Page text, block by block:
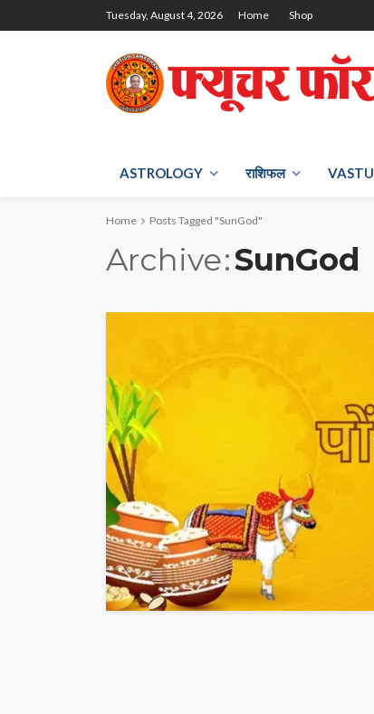
Tuesday, August 4, 2026 Home Shop
ASTROLOGY राश‍िफल VASTU
Home Posts Tagged "SunGod"
Archive SunGod